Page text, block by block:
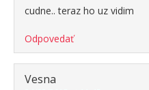
cudne.. teraz ho uz vidim
Odpovedať
Vesna